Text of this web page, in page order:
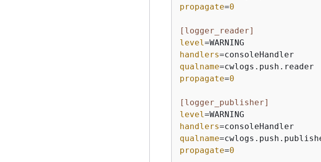
propagate=0
[logger_reader]
level
handlers
qualname
propagate=0
[logger_publisher]
level
handlers
qualname
propagate=0